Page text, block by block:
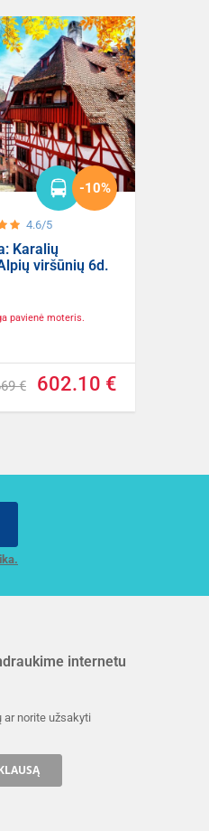
4.6/5
-10%
Karalių
viršūnių 6d.
pavienė moteris.
€ 602.10 €
internetu
ar norite užsakyti